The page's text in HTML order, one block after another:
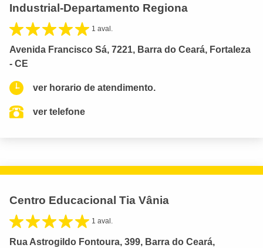
Industrial-Departamento Regiona
1 aval.
Avenida Francisco Sá, 7221, Barra do Ceará, Fortaleza
- CE
ver horario de atendimento.
ver telefone
Centro Educacional Tia Vânia
1 aval.
Rua Astrogildo Fontoura, 399, Barra do Ceará,